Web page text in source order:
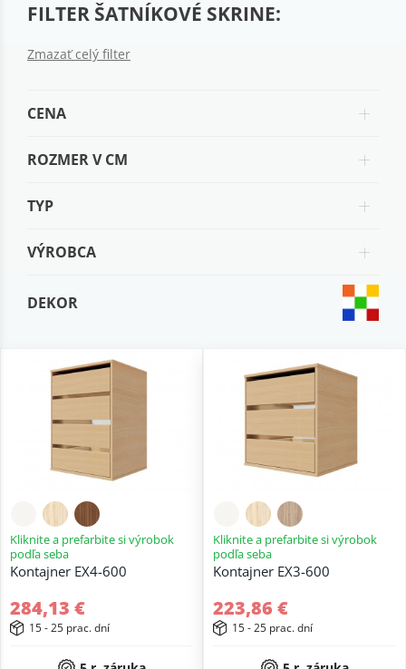
FILTER ŠATNÍKOVÉ SKRINE:
Zmazať celý filter
CENA
ROZMER V CM
TYP
VÝROBCA
DEKOR
Kliknite a prefarbite si výrobok
podľa seba
Kontajner EX4-600
284,13 €
15 - 25 prac. dní
Kliknite a prefarbite si výrobok
podľa seba
Kontajner EX3-600
223,86 €
15 - 25 prac. dní